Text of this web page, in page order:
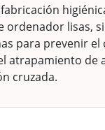
ordenador lisas,
para prevenir el
atrapamiento de
cruzada.